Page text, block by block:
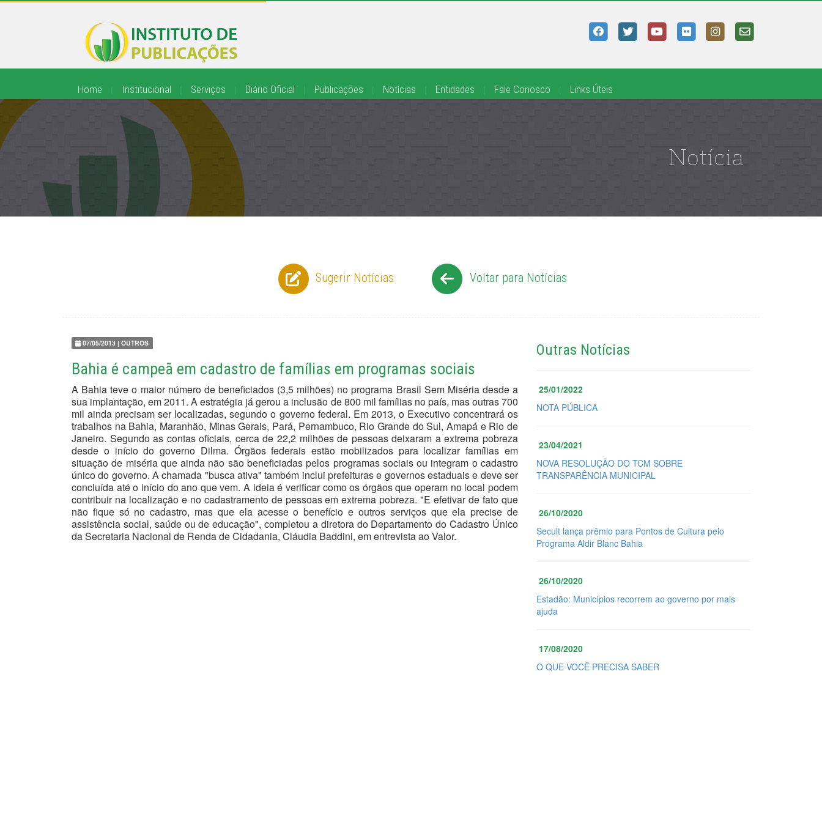
Home Institucional Serviços Diário Oficial Publicações Notícias Entidades Fale Conosco Links Úteis
Notícia
Sugerir Notícias Voltar para Notícias
07/05/2013 | OUTROS
Bahia é campeã em cadastro de famílias em programas sociais
A Bahia teve o maior número de beneficiados (3,5 milhões) no programa Brasil Sem Miséria desde a
sua implantação, em 2011. A estratégia já gerou a inclusão de 800 mil famílias no país, mas outras 700
mil ainda precisam ser localizadas, segundo o governo federal. Em 2013, o Executivo concentrará os
trabalhos na Bahia, Maranhão, Minas Gerais, Pará, Pernambuco, Rio Grande do Sul, Amapá e Rio de
Janeiro. Segundo as contas oficiais, cerca de 22,2 milhões de pessoas deixaram a extrema pobreza
desde o início do governo Dilma. Órgãos federais estão mobilizados para localizar famílias em
situação de miséria que ainda não são beneficiadas pelos programas sociais ou integram o cadastro
único do governo. A chamada "busca ativa" também inclui prefeituras e governos estaduais e deve ser
concluída até o início do ano que vem. A ideia é verificar como os órgãos que operam no local podem
contribuir na localização e no cadastramento de pessoas em extrema pobreza. "E efetivar de fato que
não fique só no cadastro, mas que ela acesse o benefício e outros serviços que ela precise de
assistência social, saúde ou de educação", completou a diretora do Departamento do Cadastro Único
da Secretaria Nacional de Renda de Cidadania, Cláudia Baddini, em entrevista ao Valor.
Outras Notícias
25/01/2022
NOTA PÚBLICA
23/04/2021
NOVA RESOLUÇÃO DO TCM SOBRE
TRANSPARÊNCIA MUNICIPAL
26/10/2020
Secult lança prêmio para Pontos de Cultura pelo
Programa Aldir Blanc Bahia
26/10/2020
Estadão: Municípios recorrem ao governo por mais
ajuda
17/08/2020
O QUE VOCÊ PRECISA SABER